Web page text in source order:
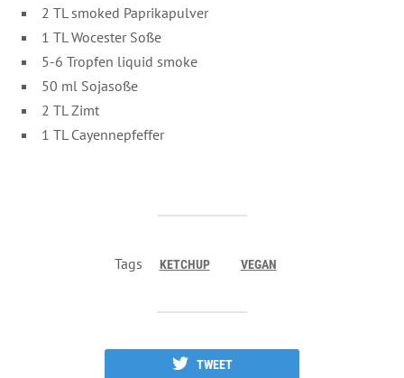
2 TL smoked Paprikapulver
1 TL Wocester Soße
5-6 Tropfen liquid smoke
50 ml Sojasoße
2 TL Zimt
1 TL Cayennepfeffer
Tags KETCHUP VEGAN
TWEET